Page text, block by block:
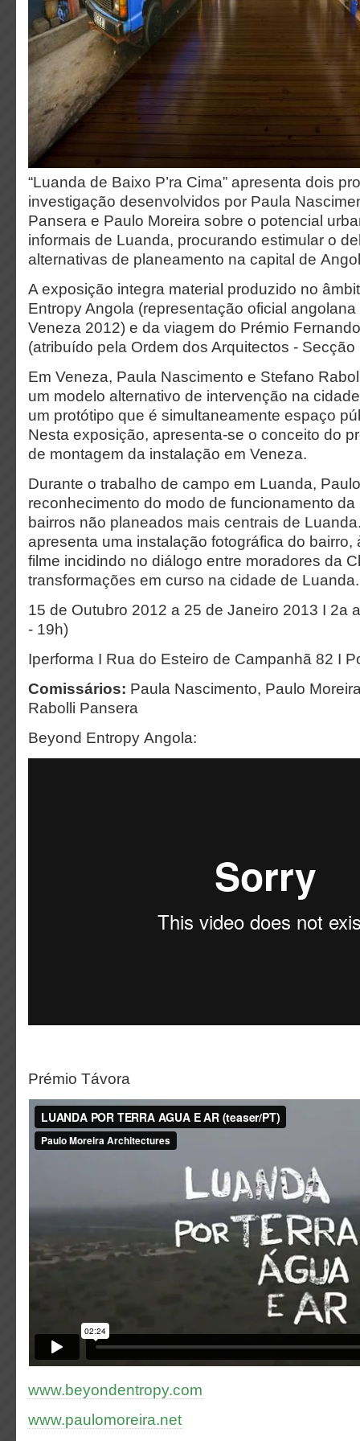
“Luanda de Baixo P’ra Cima” apresenta dois
investigação desenvolvidos por Paula
Pansera e Paulo Moreira sobre o potencial
informais de Luanda, procurando estimular o
alternativas de planeamento na capital de
A exposição integra material produzido no
Entropy Angola (representação oficial
Veneza 2012) e da viagem do Prémio
(atribuído pela Ordem dos Arquitectos -
Em Veneza, Paula Nascimento e Stefano
um modelo alternativo de intervenção na
um protótipo que é simultaneamente espaço
Nesta exposição, apresenta-se o conceito do
de montagem da instalação em Veneza.
Durante o trabalho de campo em Luanda,
reconhecimento do modo de funcionamento
bairros não planeados mais centrais de
apresenta uma instalação fotográfica do bairro,
filme incidindo no diálogo entre moradores da
transformações em curso na cidade de Luanda.
15 de Outubro 2012 a 25 de Janeiro 2013 I 2a
- 19h)
Iperforma I Rua do Esteiro de Campanhã 82 I
Comissários: Paula Nascimento, Paulo
Rabolli Pansera
Beyond Entropy Angola:
Prémio Távora
www.beyondentropy.com
www.paulomoreira.net